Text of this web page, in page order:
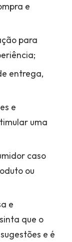
e
para
entrega,
e
uma
caso
ou
e
que o
e é